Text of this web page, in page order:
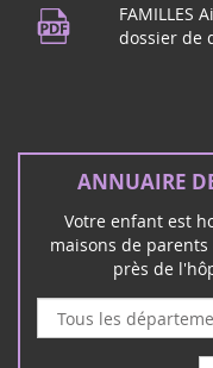
Février 2026
Vote au Sénat
d'enfants
C'était attendu de
16
2024
Le
mars
FAMILLES
dossier de
ANNUAIRE
Votre enfant est
maisons de
près de